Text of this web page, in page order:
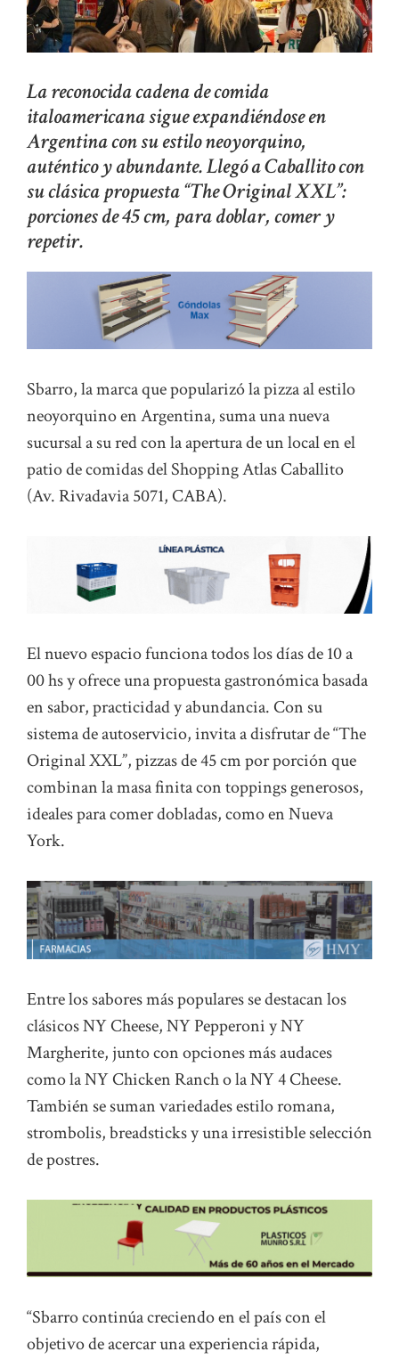
La reconocida cadena de comida
italoamericana sigue expandiéndose en
Argentina con su estilo neoyorquino,
auténtico y abundante. Llegó a Caballito con
su clásica propuesta “The Original XXL”:
porciones de 45 cm, para doblar, comer y
repetir.
Sbarro, la marca que popularizó la pizza al estilo
neoyorquino en Argentina, suma una nueva
sucursal a su red con la apertura de un local en el
patio de comidas del Shopping Atlas Caballito
(Av. Rivadavia 5071, CABA).
El nuevo espacio funciona todos los días de 10 a
00 hs y ofrece una propuesta gastronómica basada
en sabor, practicidad y abundancia. Con su
sistema de autoservicio, invita a disfrutar de “The
Original XXL”, pizzas de 45 cm por porción que
combinan la masa finita con toppings generosos,
ideales para comer dobladas, como en Nueva
York.
Entre los sabores más populares se destacan los
clásicos NY Cheese, NY Pepperoni y NY
Margherite, junto con opciones más audaces
como la NY Chicken Ranch o la NY 4 Cheese.
También se suman variedades estilo romana,
strombolis, breadsticks y una irresistible selección
de postres.
“Sbarro continúa creciendo en el país con el
objetivo de acercar una experiencia rápida,